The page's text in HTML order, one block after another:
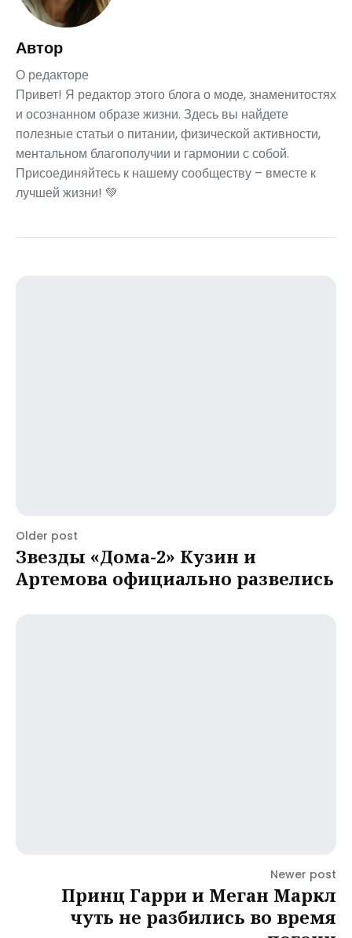
Автор
О редакторе
Привет! Я редактор этого блога о моде, знаменитостях
и осознанном образе жизни. Здесь вы найдете
полезные статьи о питании, физической активности,
ментальном благополучии и гармонии с собой.
Присоединяйтесь к нашему сообществу – вместе к
лучшей жизни! 💚
Older post
Звезды «Дома-2» Кузин и
Артемова официально развелись
Newer post
Принц Гарри и Меган Маркл
чуть не разбились во время